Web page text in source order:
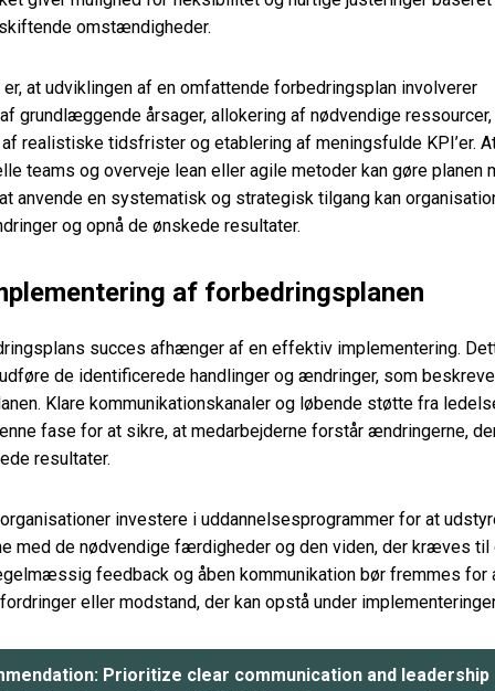
omstændigheder.
at udviklingen af en omfattende forbedringsplan involverer
grundlæggende årsager, allokering af nødvendige ressourcer,
realistiske tidsfrister og etablering af meningsfulde KPI’er.
teams og overveje lean eller agile metoder kan gøre planen
anvende en systematisk og strategisk tilgang kan
og opnå de ønskede resultater.
af forbedringsplanen
succes afhænger af en effektiv implementering.
de identificerede handlinger og ændringer, som
Klare kommunikationskanaler og løbende støtte fra
fase for at sikre, at medarbejderne forstår ændringerne,
resultater.
investere i uddannelsesprogrammer for at
med de nødvendige færdigheder og den viden, der kræves til
feedback og åben kommunikation bør fremmes for
eller modstand, der kan opstå under
Prioritize clear communication and leadership